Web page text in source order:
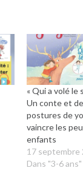
« Qui a volé le
Un conte et
postures de
vaincre les
enfants
17 septembre
Dans "3-6 ans"